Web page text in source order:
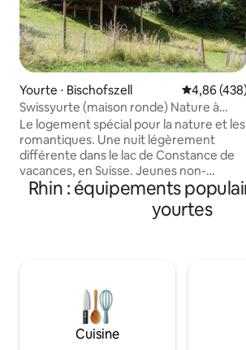
Yourte ⋅ Bischofszell Évaluation
4,86
Swissyurte (maison ronde) Nature à
l'état pur Idéal pour 2 pers.
Le logement spécial pour la nature et les
romantiques. Une nuit légèrement
différente dans le lac de Constance de
vacances, en Suisse. Jeunes non-
fumeurs de 5 m de diamètre = 20m2 est
joliment décoré. Ici, tu peux laisser ton
esprit vagabonder. De la terrasse, vous
semaine culturelle Sa. 20.6.26 à dim.
novembre au 28 février
Rhin : équipements
yourtes
Cuisine